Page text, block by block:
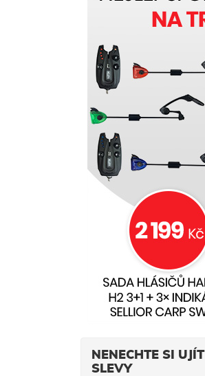
NENECHTE SI UJÍT
SLEVY